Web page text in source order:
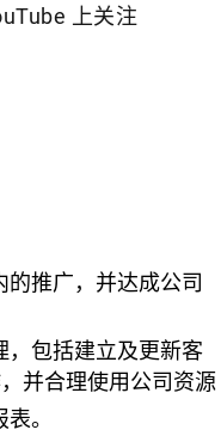
上关注
推广，并达成公司
，包括建立及更新客
并合理使用公司资源
。